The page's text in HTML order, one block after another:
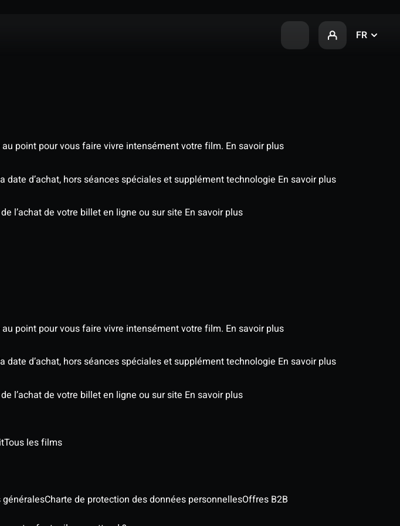
FR
point pour vous faire vivre intensément votre film. En savoir plus
d’achat, hors séances spéciales et supplément technologie En savoir plus
l’achat de votre billet en ligne ou sur site En savoir plus
point pour vous faire vivre intensément votre film. En savoir plus
d’achat, hors séances spéciales et supplément technologie En savoir plus
l’achat de votre billet en ligne ou sur site En savoir plus
Tous les films
généralesCharte de protection des données personnellesOffres B2B